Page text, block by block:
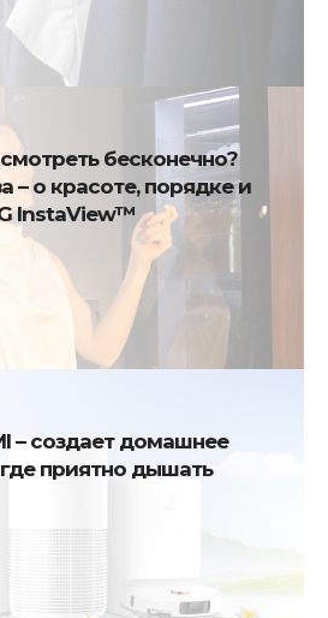
бесконечно?
– о красоте, порядке и
InstaView™
– создает домашнее
приятно дышать